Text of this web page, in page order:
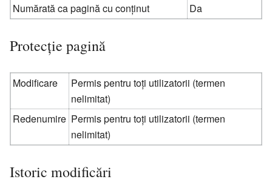
Numărată ca pagină cu conținut
Da
Protecție pagină
Modificare
Permis pentru toți utilizatorii (termen
nelimitat)
Redenumire Permis pentru toți utilizatorii (termen
nelimitat)
Istoric modificări